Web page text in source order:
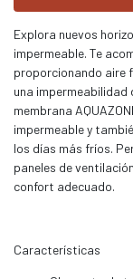
Explora nuevos
impermeable. Te
proporcionando aire
una impermeabilidad
membrana
impermeable y
los días más fríos.
paneles de
confort adecuado.
Características